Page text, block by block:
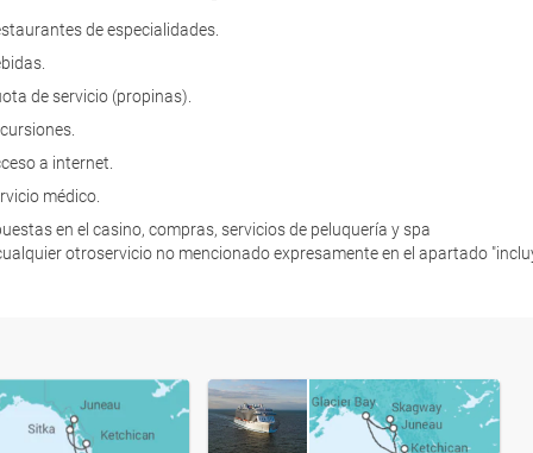
de especialidades.
de servicio (propinas).
a internet.
médico.
en el casino, compras, servicios de peluquería y spa
otroservicio no mencionado expresamente en el apartado